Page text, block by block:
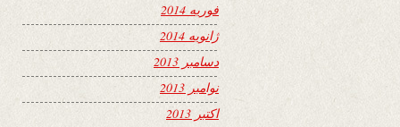
فوریه 2014
ژانویه 2014
دسامبر 2013
نوامبر 2013
اکتبر 2013